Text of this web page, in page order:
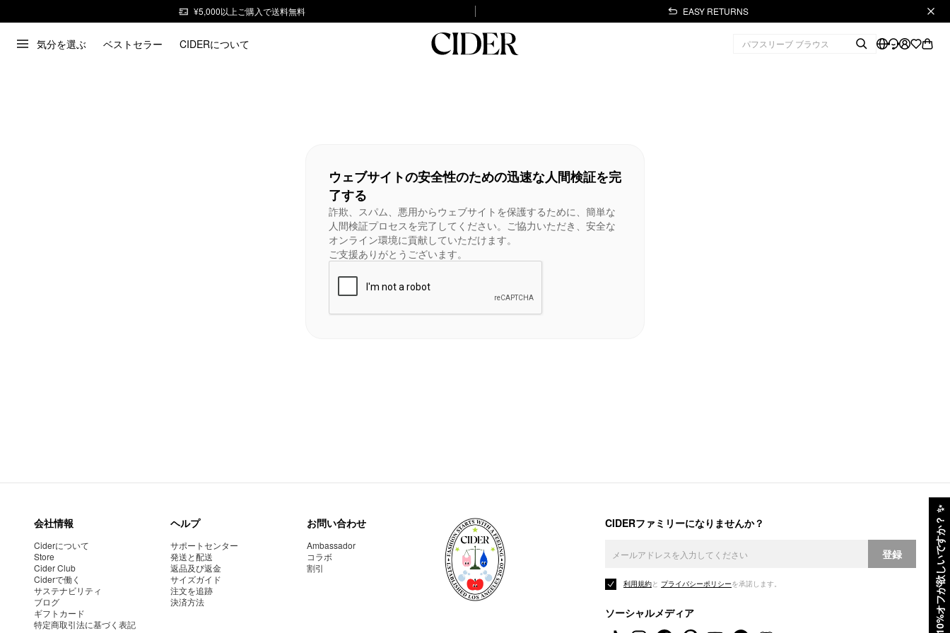
¥5,000以上ご購入で送料無料 EASY RETURNS
気分を選ぶ ベストセラー CIDERについて
10%オフが欲しいですか？
✨
ウェブサイトの安全性のための迅速な人間検証を完
了する
詐欺、スパム、悪用からウェブサイトを保護するために、簡単な
人間検証プロセスを完了してください。ご協力いただき、安全な
オンライン環境に貢献していただけます。
ご支援ありがとうございます。
会社情報
Ciderについて
Store
Cider Club
Ciderで働く
サステナビリティ
ブログ
ギフトカード
特定商取引法に基づく表記
ヘルプ
サポートセンター
発送と配送
返品及び返金
サイズガイド
注文を追跡
決済方法
お問い合わせ
Ambassador
コラボ
割引
CIDERファミリーになりませんか？
登録
利用規約と プライバシーポリシーを承諾します。
ソーシャルメディア